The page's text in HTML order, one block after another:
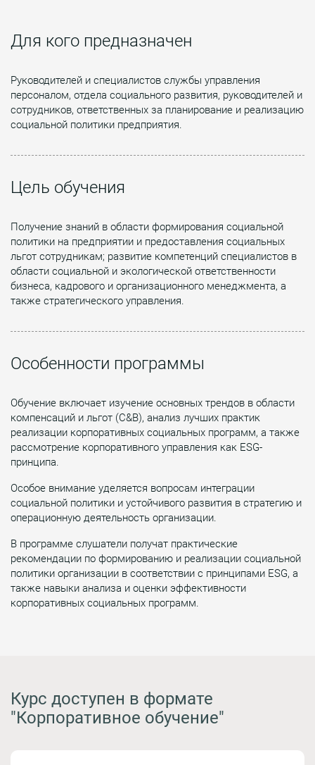
Для кого предназначен
Руководителей и специалистов службы управления
персоналом, отдела социального развития, руководителей и
сотрудников, ответственных за планирование и реализацию
социальной политики предприятия.
Цель обучения
Получение знаний в области формирования социальной
политики на предприятии и предоставления социальных
льгот сотрудникам; развитие компетенций специалистов в
области социальной и экологической ответственности
бизнеса, кадрового и организационного менеджмента, а
также стратегического управления.
Особенности программы
Обучение включает изучение основных трендов в области
компенсаций и льгот (C&B), анализ лучших практик
реализации корпоративных социальных программ, а также
рассмотрение корпоративного управления как ESG-
принципа.
Особое внимание уделяется вопросам интеграции
социальной политики и устойчивого развития в стратегию и
операционную деятельность организации.
В программе слушатели получат практические
рекомендации по формированию и реализации социальной
политики организации в соответствии с принципами ESG, а
также навыки анализа и оценки эффективности
корпоративных социальных программ.
Курс доступен в формате
"Корпоративное обучение"